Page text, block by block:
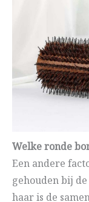
Welke ronde
Een andere
gehouden bij
haar is de